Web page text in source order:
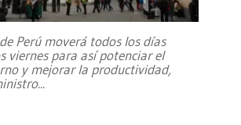
Perú moverá todos los días
viernes para así potenciar el
y mejorar la productividad,
...